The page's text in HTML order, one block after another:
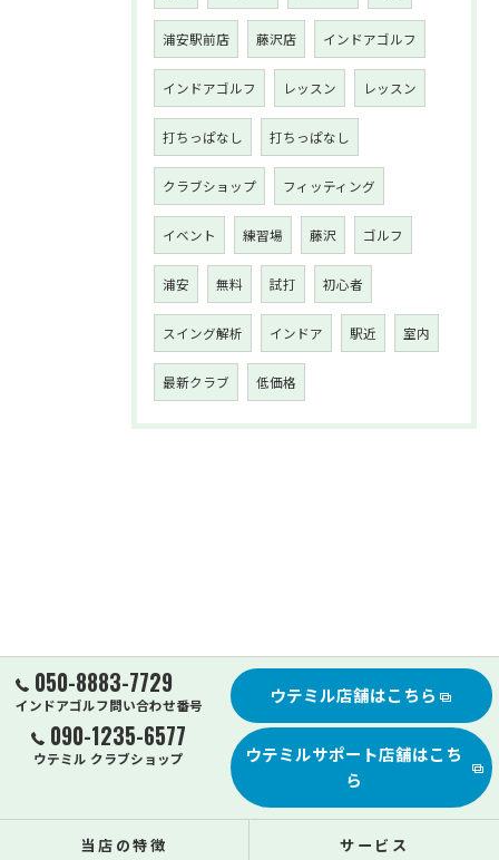
浦安駅前店 藤沢店 インドアゴルフ
インドアゴルフ レッスン レッスン
打ちっぱなし 打ちっぱなし
クラブショップ フィッティング
イベント 練習場 藤沢 ゴルフ
浦安 無料 試打 初心者
スイング解析 インドア 駅近 室内
最新クラブ 低価格
050-8883-7729
インドアゴルフ問い合わせ番号
090-1235-6577
ウテミル クラブショップ
ウテミル店舗はこちら
ウテミルサポート店舗はこち
ら
当店の特徴 サービス